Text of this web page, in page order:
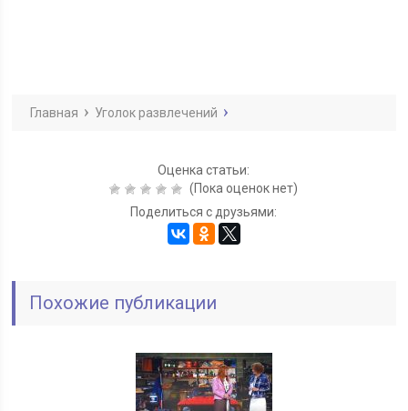
Главная Уголок развлечений
Оценка статьи:
(Пока оценок нет)
Поделиться с друзьями:
Похожие публикации